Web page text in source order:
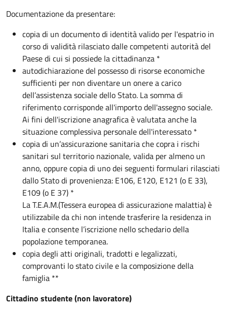
Documentazione da presentare:
copia di un documento di identità valido per l'espatrio in
corso di validità rilasciato dalle competenti autorità del
Paese di cui si possiede la cittadinanza *
autodichiarazione del possesso di risorse economiche
sufficienti per non diventare un onere a carico
dell’assistenza sociale dello Stato. La somma di
riferimento corrisponde all'importo dell'assegno sociale.
Ai fini dell'iscrizione anagrafica è valutata anche la
situazione complessiva personale dell'interessato *
copia di un’assicurazione sanitaria che copra i rischi
sanitari sul territorio nazionale, valida per almeno un
anno, oppure copia di uno dei seguenti formulari rilasciati
dallo Stato di provenienza: E106, E120, E121 (o E 33),
E109 (o E 37) *
La T.E.A.M.(Tessera europea di assicurazione malattia) è
utilizzabile da chi non intende trasferire la residenza in
Italia e consente l’iscrizione nello schedario della
popolazione temporanea.
copia degli atti originali, tradotti e legalizzati,
comprovanti lo stato civile e la composizione della
famiglia **
Cittadino studente (non lavoratore)